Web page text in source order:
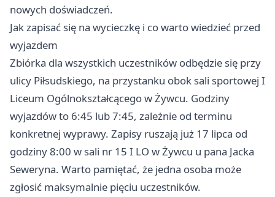
nowych doświadczeń.
Jak zapisać się na wycieczkę i co warto wiedzieć przed
wyjazdem
Zbiórka dla wszystkich uczestników odbędzie się przy
ulicy Piłsudskiego, na przystanku obok sali sportowej I
Liceum Ogólnokształcącego w Żywcu. Godziny
wyjazdów to 6:45 lub 7:45, zależnie od terminu
konkretnej wyprawy. Zapisy ruszają już 17 lipca od
godziny 8:00 w sali nr 15 I LO w Żywcu u pana Jacka
Seweryna. Warto pamiętać, że jedna osoba może
zgłosić maksymalnie pięciu uczestników.